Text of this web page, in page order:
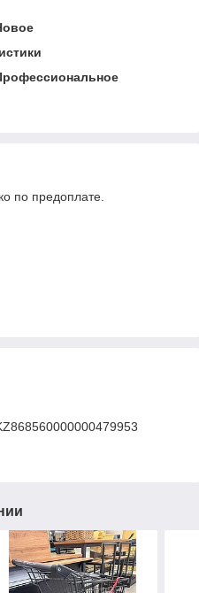
по предоплате.